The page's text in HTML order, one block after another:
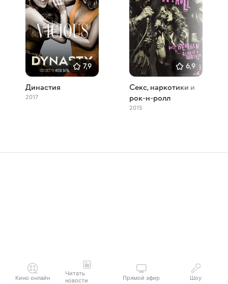
7,9
Династия
2017
6,9
Секс, наркотики и
рок-н-ролл
2015
Кино онлайн
Читать
новости
Прямой эфир Шоу